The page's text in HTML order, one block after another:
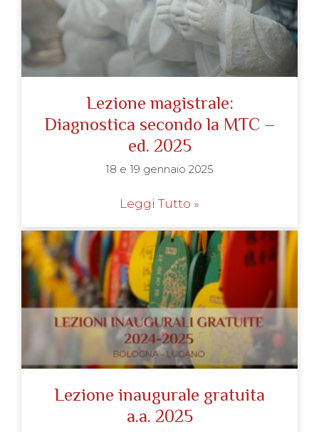
Lezione magistrale:
Diagnostica secondo la MTC –
ed. 2025
18 e 19 gennaio 2025
Leggi Tutto »
Lezione inaugurale gratuita
a.a. 2025